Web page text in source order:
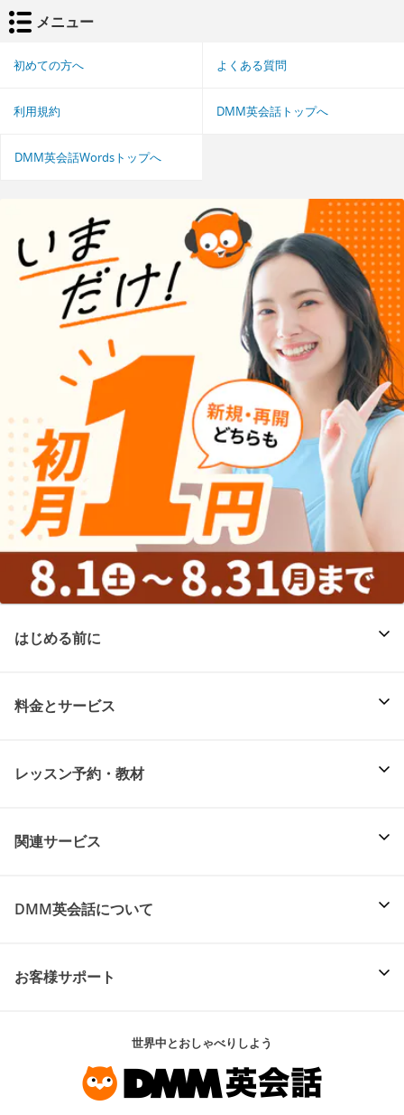
メニュー
初めての方へ よくある質問
利用規約 DMM英会話トップへ
DMM英会話Wordsトップへ
はじめる前に
料金とサービス
レッスン予約・教材
関連サービス
DMM英会話について
お客様サポート
世界中とおしゃべりしよう